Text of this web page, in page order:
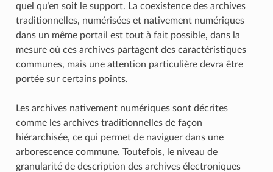
quel qu’en soit le support. La coexistence des archives
traditionnelles, numérisées et nativement numériques
dans un même portail est tout à fait possible, dans la
mesure où ces archives partagent des caractéristiques
communes, mais une attention particulière devra être
portée sur certains points.
Les archives nativement numériques sont décrites
comme les archives traditionnelles de façon
hiérarchisée, ce qui permet de naviguer dans une
arborescence commune. Toutefois, le niveau de
granularité de description des archives électroniques